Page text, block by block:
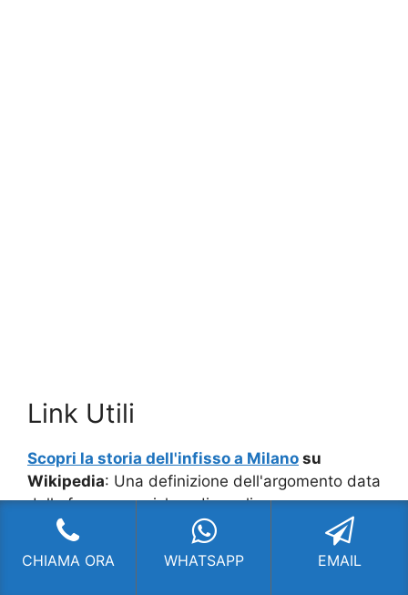
Link Utili
Scopri la storia dell'infisso a Milano su
Wikipedia: Una definizione dell'argomento data
dalla famosa enciclopedia on line.
Serramenti Stadera Milano
agevolazioni fiscali Stadera Milano
vendita
CHIAMA ORA WHATSAPP EMAIL